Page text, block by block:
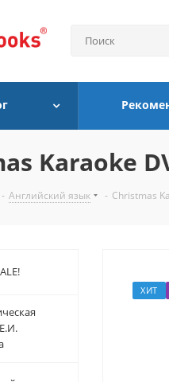
Karaoke
- Английский язык - Christmas
ХИТ